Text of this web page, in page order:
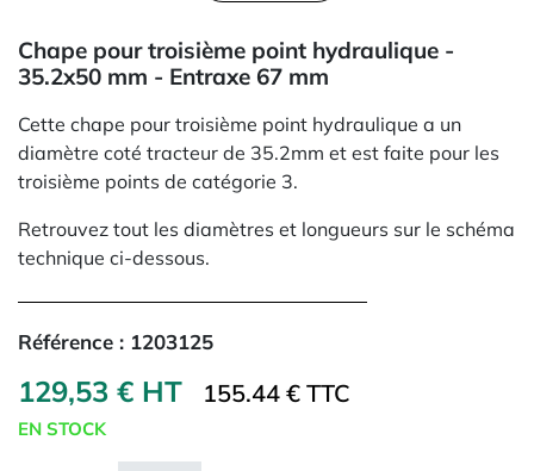
Chape pour troisième point hydraulique -
35.2x50 mm - Entraxe 67 mm
Cette chape pour troisième point hydraulique a un
diamètre coté tracteur de 35.2mm et est faite pour les
troisième points de catégorie 3.
Retrouvez tout les diamètres et longueurs sur le schéma
technique ci-dessous.
Référence : 1203125
129,53 € HT 155.44 € TTC
EN STOCK